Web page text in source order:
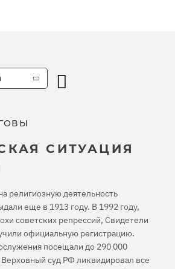
СИТУАЦИЯ
религиозную деятельность
еще в 1913 году. В 1992 году,
советских репрессий, Свидетели
официальную регистрацию.
посещали до 290 000
суд РФ ликвидировал все